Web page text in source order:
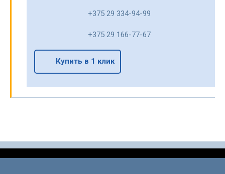
+375 29 334-94-99
+375 29 166-77-67
Купить в 1 клик